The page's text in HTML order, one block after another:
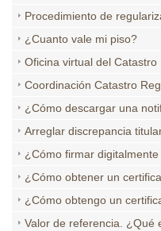
Procedimiento de
¿Cuanto vale mi piso?
Oficina virtual del Catastro
Coordinación Catastro
¿Cómo descargar una
Arreglar discrepancia
¿Cómo firmar
¿Cómo obtener un
¿Cómo obtengo un
Valor de referencia. ¿Qué